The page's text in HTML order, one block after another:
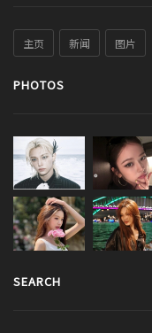
主页 新闻 图片
PHOTOS
SEARCH